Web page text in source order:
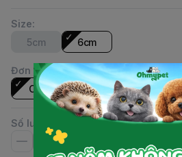
Size:
5cm
6cm
Đơn vị:
Cái
Số lượng